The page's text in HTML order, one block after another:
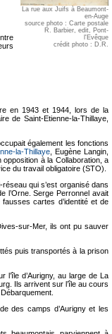
La rue aux Juifs à Beaumont-
en-Auge
source photo : Carte postale
R. Barbier, edit, Pont-
l'Evêque
crédit photo : D.R.
en 1943 et 1944, lors de la
de Saint-Etienne-la-Thillaye,
également les fonctions
la-Thillaye, Eugène Langin,
à la Collaboration, a
du travail obligatoire (STO).
qui s’est organisé dans
l’Orne. Serge Perronnel avait
cartes d’identité et de
sur-Mer, ils ont pu sauver
puis transportés à la prison
d’Aurigny, au large de La
Ils arrivent sur l’île au cours
des camps d’Aurigny et les